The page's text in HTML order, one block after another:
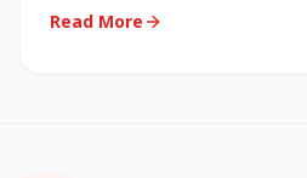
Read More